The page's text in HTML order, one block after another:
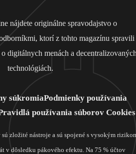
nájdete originálne spravodajstvo o
ktorí z tohto magazínu spravili
digitálnych menách a
technológiách.
súkromiaPodmienky používania
používania súborov Cookies
zložité nástroje a sú spojené s vysokým
v dôsledku pákového efektu. Na 75 % účtov